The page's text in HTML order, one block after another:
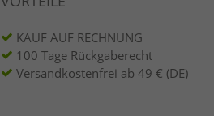
KAUF AUF RECHNUNG
100 Tage Rückgaberecht
Versandkostenfrei ab 49 € (DE)